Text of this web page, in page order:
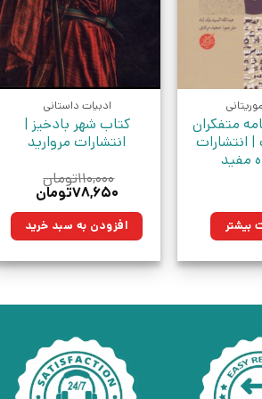
متفکران
انتشارات
مفید
بیشتر
ادبیات داستانی
کتاب شهر بادخیز |
انتشارات مروارید
۱۱۰,۰۰۰تومان
قیمت
۱۱۰,۰۰۰تومان
بود.
۷۸,۶۵۰تومان
افزودن به سبد خرید